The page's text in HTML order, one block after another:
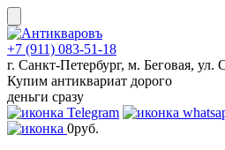
Skip
to
content
+7 (911) 083-51-18
г. Санкт-Петербург, м. Беговая, ул.
Купим антиквариат дорого
деньги сразу
0руб.